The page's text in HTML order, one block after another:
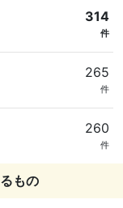
314
件
265
件
260
件
もの